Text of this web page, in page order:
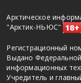
Арктическое
"Арктик-НЬЮС"
Регистрационный
Выдано
информационных
Учредитель и